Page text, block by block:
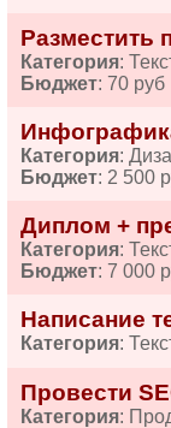
Разместить
Категория:
Бюджет: 70 руб
Категория:
Бюджет: 2 500
Диплом +
Категория:
Бюджет: 7 000
Написание
Категория:
Провести
Категория: